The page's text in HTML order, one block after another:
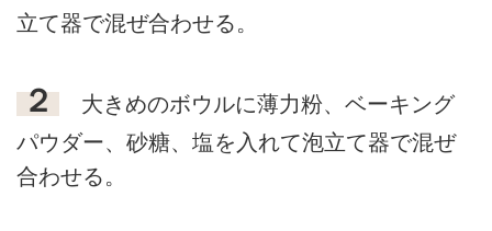
立て器で混ぜ合わせる。
２
大きめのボウルに薄力粉、ベーキング
パウダー、砂糖、塩を入れて泡立て器で混ぜ
合わせる。